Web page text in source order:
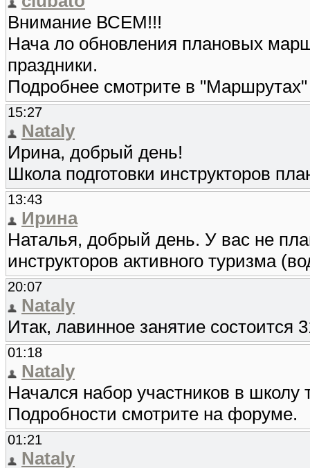
Внимание ВСЕМ!!!
Нача ло обновления плановых
праздники.
Подробнее смотрите в
15:27
Nataly
Ирина, добрый день!
Школа подготовки инструкторов
13:43
Ирина
Наталья, добрый день. У вас не
инструкторов активного туризма
20:07
Nataly
Итак, лавинное занятие состоится
01:18
Nataly
Начался набор участников в школу
Подробности смотрите на форуме.
01:21
Nataly